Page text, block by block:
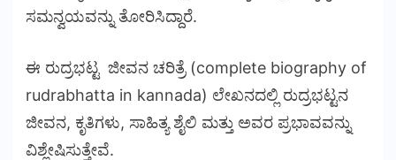
ಸಮನ್ವಯವನ್ನು ತೋರಿಸಿದ್ದಾರೆ.
ಈ ರುದ್ರಭಟ್ಟ ಜೀವನ ಚರಿತ್ರೆ (complete biography of
rudrabhatta in kannada) ಲೇಖನದಲ್ಲಿ ರುದ್ರಭಟ್ಟನ
ಜೀವನ, ಕೃತಿಗಳು, ಸಾಹಿತ್ಯ ಶೈಲಿ ಮತ್ತು ಅವರ ಪ್ರಭಾವವನ್ನು
ವಿಶ್ಲೇಷಿಸುತ್ತೇವೆ.